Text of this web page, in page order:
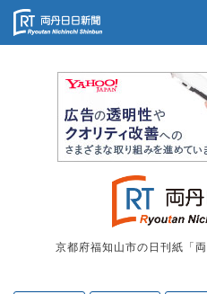
京都府福知山市の日刊紙「